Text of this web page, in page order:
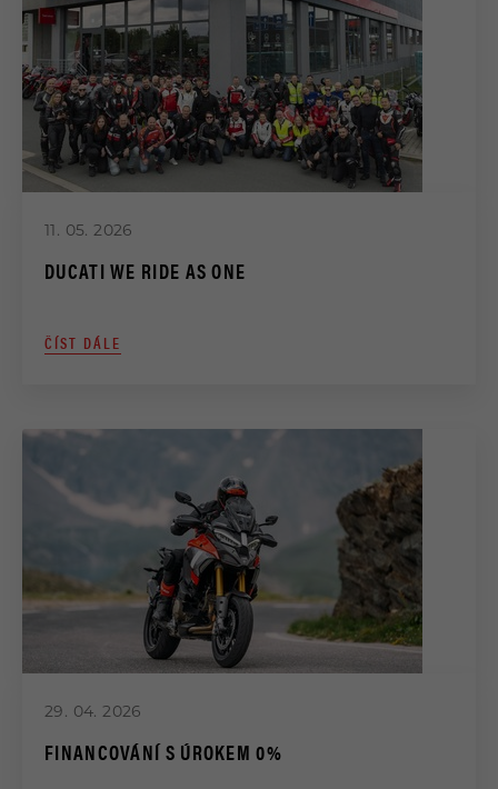
11. 05. 2026
DUCATI WE RIDE AS ONE
ČÍST DÁLE
29. 04. 2026
FINANCOVÁNÍ S ÚROKEM 0%